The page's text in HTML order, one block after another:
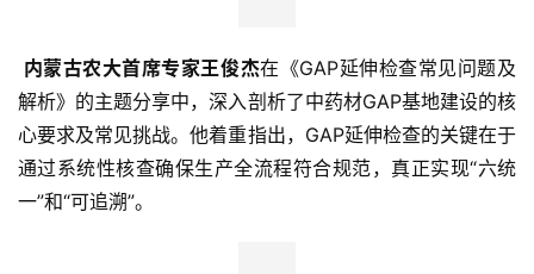
页
新
商
业
观
内蒙古农大首席专家王俊杰在《GAP延伸检查常见问题及
解析》的主题分享中，深入剖析了中药材GAP基地建设的核
心要求及常见挑战。他着重指出，GAP延伸检查的关键在于
通过系统性核查确保生产全流程符合规范，真正实现“六统
一”和“可追溯”。